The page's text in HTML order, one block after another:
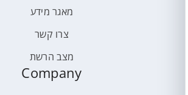
מאגר מידע
צרו קשר
מצב הרשת
Company